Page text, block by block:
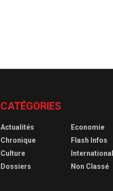
CATÉGORIES
Actualités
Chronique
Culture
Dossiers
Economie
Flash Infos
International
Non Classé